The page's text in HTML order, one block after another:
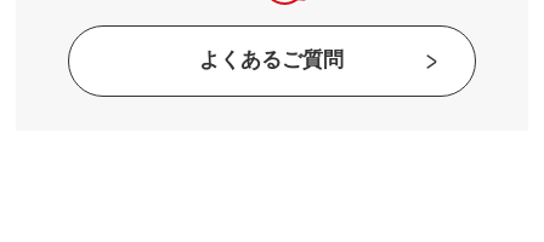
よくあるご質問